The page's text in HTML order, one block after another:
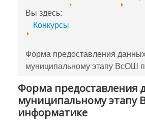
Вы здесь:
Конкурсы
Форма предоставления
муниципальному этапу ВсОШ
Форма предоставления
муниципальному этапу
информатике